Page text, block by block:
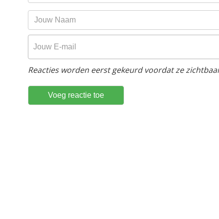
Reacties worden eerst gekeurd voordat ze